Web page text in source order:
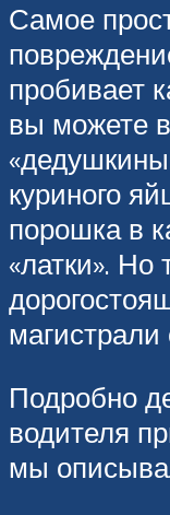
Самое
пробивает
вы можете
куриного
порошка в
«латки». Но
Подробно
водителя
мы